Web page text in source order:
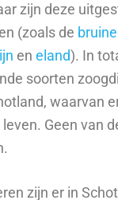
zijn deze
(zoals de
eneland). In
soorten
waarvan
Geen van
zijn er in